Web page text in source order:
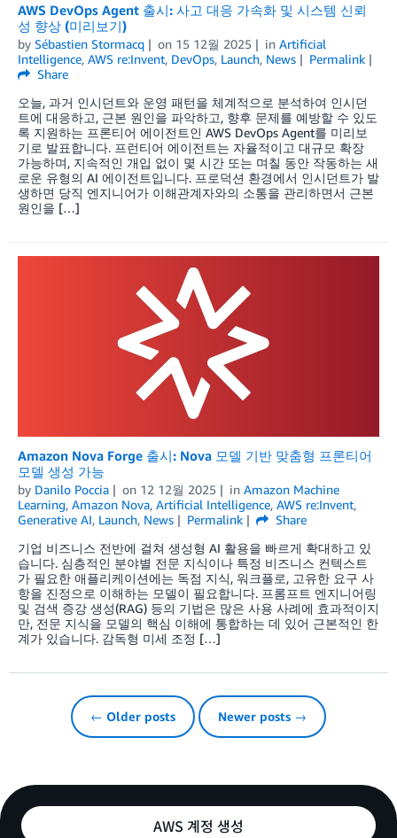
AWS DevOps Agent 출시: 사고 대응 가속화 및 시스템 신뢰
성 향상 (미리보기)
by Sébastien Stormacq on 15 12월 2025 in Artificial
Intelligence, AWS re:Invent, DevOps, Launch, News
Permalink
Share
오늘, 과거 인시던트와 운영 패턴을 체계적으로 분석하여 인시던
트에 대응하고, 근본 원인을 파악하고, 향후 문제를 예방할 수 있도
록 지원하는 프론티어 에이전트인 AWS DevOps Agent를 미리보
기로 발표합니다. 프런티어 에이전트는 자율적이고 대규모 확장
가능하며, 지속적인 개입 없이 몇 시간 또는 며칠 동안 작동하는 새
로운 유형의 AI 에이전트입니다. 프로덕션 환경에서 인시던트가 발
생하면 당직 엔지니어가 이해관계자와의 소통을 관리하면서 근본
원인을 […]
Amazon Nova Forge 출시: Nova 모델 기반 맞춤형 프론티어
모델 생성 가능
by Danilo Poccia on 12 12월 2025 in Amazon Machine
Learning, Amazon Nova, Artificial Intelligence, AWS re:Invent,
Generative AI, Launch, News Permalink
Share
기업 비즈니스 전반에 걸쳐 생성형 AI 활용을 빠르게 확대하고 있
습니다. 심층적인 분야별 전문 지식이나 특정 비즈니스 컨텍스트
가 필요한 애플리케이션에는 독점 지식, 워크플로, 고유한 요구 사
항을 진정으로 이해하는 모델이 필요합니다. 프롬프트 엔지니어링
및 검색 증강 생성(RAG) 등의 기법은 많은 사용 사례에 효과적이지
만, 전문 지식을 모델의 핵심 이해에 통합하는 데 있어 근본적인 한
계가 있습니다. 감독형 미세 조정 […]
← Older posts Newer posts →
AWS 계정 생성